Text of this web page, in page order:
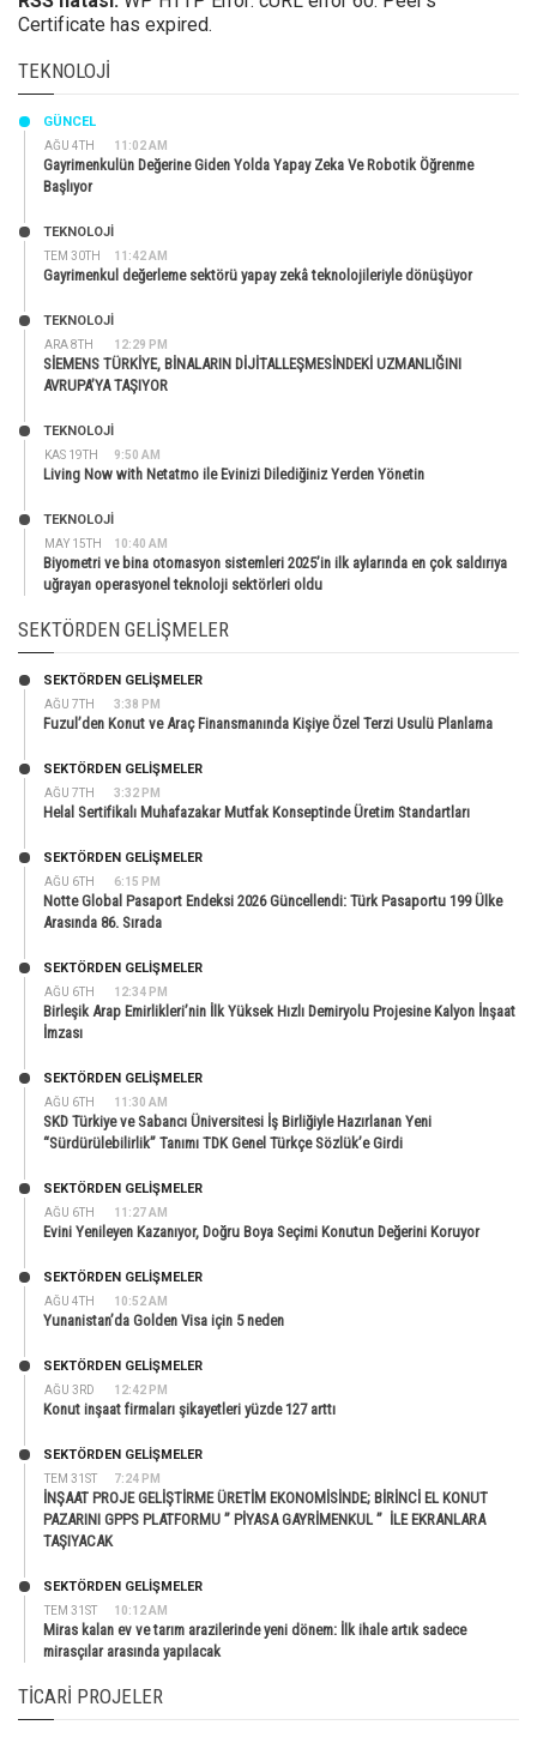
Certificate has expired.
TEKNOLOJI
AĞU 4TH 11:02 AM
GÜNCEL
Gayrimenkulün Değerine Giden Yolda Yapay Zeka Ve Robotik Öğrenme
Başlıyor
TEM 30TH 11:42 AM
TEKNOLOJİ
Gayrimenkul değerleme sektörü yapay zekâ teknolojileriyle dönüşüyor
ARA 8TH 12:29 PM
TEKNOLOJİ
SİEMENS TÜRKİYE, BİNALARIN DİJİTALLEŞMESİNDEKİ UZMANLIĞINI
AVRUPA’YA TAŞIYOR
KAS 19TH 9:50 AM
TEKNOLOJİ
Living Now with Netatmo ile Evinizi Dilediğiniz Yerden Yönetin
MAY 15TH 10:40 AM
TEKNOLOJİ
Biyometri ve bina otomasyon sistemleri 2025’in ilk aylarında en çok saldırıya
uğrayan operasyonel teknoloji sektörleri oldu
SEKTÖRDEN GELIŞMELER
AĞU 7TH 3:38 PM
SEKTÖRDEN GELIŞMELER
Fuzul’den Konut ve Araç Finansmanında Kişiye Özel Terzi Usulü Planlama
AĞU 7TH 3:32 PM
SEKTÖRDEN GELIŞMELER
Helal Sertifikalı Muhafazakar Mutfak Konseptinde Üretim Standartları
AĞU 6TH 6:15 PM
SEKTÖRDEN GELIŞMELER
Notte Global Pasaport Endeksi 2026 Güncellendi: Türk Pasaportu 199 Ülke
Arasında 86. Sırada
AĞU 6TH 12:34 PM
SEKTÖRDEN GELIŞMELER
Birleşik Arap Emirlikleri’nin İlk Yüksek Hızlı Demiryolu Projesine Kalyon İnşaat
İmzası
AĞU 6TH 11:30 AM
SEKTÖRDEN GELIŞMELER
SKD Türkiye ve Sabancı Üniversitesi İş Birliğiyle Hazırlanan Yeni
“Sürdürülebilirlik” Tanımı TDK Genel Türkçe Sözlük’e Girdi
AĞU 6TH 11:27 AM
SEKTÖRDEN GELIŞMELER
Evini Yenileyen Kazanıyor, Doğru Boya Seçimi Konutun Değerini Koruyor
AĞU 4TH 10:52 AM
SEKTÖRDEN GELIŞMELER
Yunanistan’da Golden Visa için 5 neden
AĞU 3RD 12:42 PM
SEKTÖRDEN GELIŞMELER
Konut inşaat firmaları şikayetleri yüzde 127 arttı
TEM 31ST 7:24 PM
SEKTÖRDEN GELIŞMELER
İNŞAAT PROJE GELİŞTİRME ÜRETİM EKONOMİSİNDE; BİRİNCİ EL KONUT
PAZARINI GPPS PLATFORMU ” PİYASA GAYRİMENKUL ” İLE EKRANLARA
TAŞIYACAK
TEM 31ST 10:12 AM
SEKTÖRDEN GELIŞMELER
Miras kalan ev ve tarım arazilerinde yeni dönem: İlk ihale artık sadece
mirasçılar arasında yapılacak
TICARI PROJELER